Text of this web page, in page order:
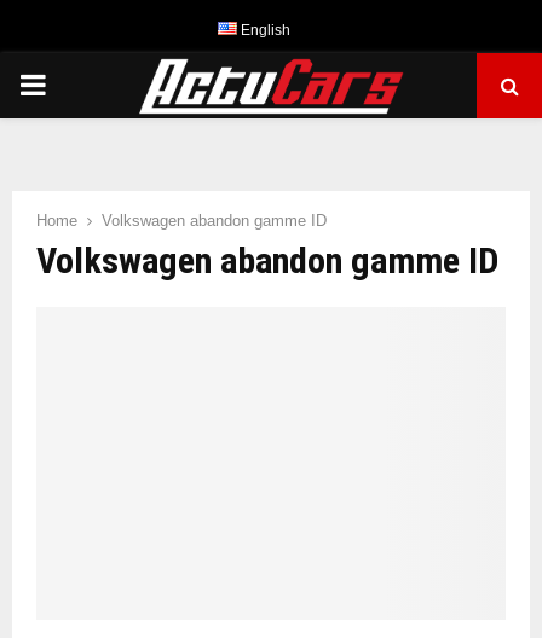
English
PRIMARY
Home Volkswagen abandon gamme ID
Volkswagen abandon gamme ID